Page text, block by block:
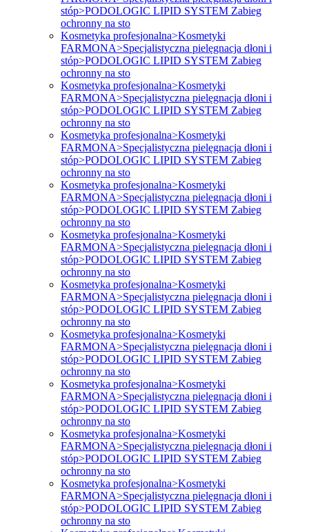
stóp>PODOLOGIC LIPID SYSTEM Zabieg
ochronny na sto
Kosmetyka profesjonalna>Kosmetyki
FARMONA>Specjalistyczna pielęgnacja dłoni i
stóp>PODOLOGIC LIPID SYSTEM Zabieg
ochronny na sto
Kosmetyka profesjonalna>Kosmetyki
FARMONA>Specjalistyczna pielęgnacja dłoni i
stóp>PODOLOGIC LIPID SYSTEM Zabieg
ochronny na sto
Kosmetyka profesjonalna>Kosmetyki
FARMONA>Specjalistyczna pielęgnacja dłoni i
stóp>PODOLOGIC LIPID SYSTEM Zabieg
ochronny na sto
Kosmetyka profesjonalna>Kosmetyki
FARMONA>Specjalistyczna pielęgnacja dłoni i
stóp>PODOLOGIC LIPID SYSTEM Zabieg
ochronny na sto
Kosmetyka profesjonalna>Kosmetyki
FARMONA>Specjalistyczna pielęgnacja dłoni i
stóp>PODOLOGIC LIPID SYSTEM Zabieg
ochronny na sto
Kosmetyka profesjonalna>Kosmetyki
FARMONA>Specjalistyczna pielęgnacja dłoni i
stóp>PODOLOGIC LIPID SYSTEM Zabieg
ochronny na sto
Kosmetyka profesjonalna>Kosmetyki
FARMONA>Specjalistyczna pielęgnacja dłoni i
stóp>PODOLOGIC LIPID SYSTEM Zabieg
ochronny na sto
Kosmetyka profesjonalna>Kosmetyki
FARMONA>Specjalistyczna pielęgnacja dłoni i
stóp>PODOLOGIC LIPID SYSTEM Zabieg
ochronny na sto
Kosmetyka profesjonalna>Kosmetyki
FARMONA>Specjalistyczna pielęgnacja dłoni i
stóp>PODOLOGIC LIPID SYSTEM Zabieg
ochronny na sto
Kosmetyka profesjonalna>Kosmetyki
FARMONA>Specjalistyczna pielęgnacja dłoni i
stóp>PODOLOGIC LIPID SYSTEM Zabieg
ochronny na sto